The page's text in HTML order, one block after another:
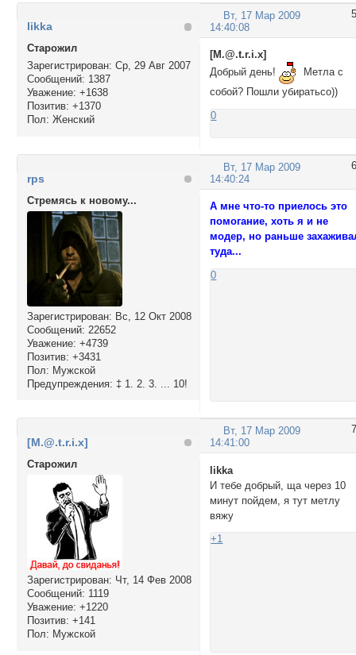
5
Вт, 17 Мар 2009
14:40:08
likka
Cтарожил
Зарегистрирован: Ср, 29 Авг 2007
Сообщений: 1387
Уважение: +1638
Позитив: +1370
Пол: Женский
[M.@.t.r.i.x]
Добрый день!
Метла с
собой? Пошли убиратьсо))
0
6
Вт, 17 Мар 2009
14:40:24
rps
Стремясь к новому...
Зарегистрирован: Вс, 12 Окт 2008
Сообщений: 22652
Уважение: +4739
Позитив: +3431
Пол: Мужской
Предупреждения: ‡ 1. 2. 3. ... 10!
А мне что-то приелось это
помогание, хоть я и не
модер, но раньше
туда...
0
7
Вт, 17 Мар 2009
14:41:00
[M.@.t.r.i.x]
Cтарожил
Зарегистрирован: Чт, 14 Фев 2008
Сообщений: 1119
Уважение: +1220
Позитив: +141
Пол: Мужской
likka
И тебе добрый, ща через 10
минут пойдем, я тут метлу
вяжу
+1